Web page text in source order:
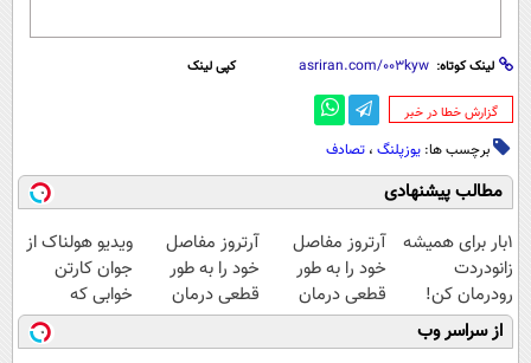
لینک کوتاه: کپی لینک
‌گزارش خطا در خبر
برچسب ها: یوزپلنگ ، تصادف
مطالب پیشنهادی
1بار برای همیشه
زانودردت
رودرمان کن!
(تکنولوژی آلمان)
◂پرسشنامه▸
آرتروز مفاصل
خود را به طور
قطعی درمان
کنید!
◂پرسش‌نامه▸
آرتروز مفاصل
خود را به طور
قطعی درمان
کنید!
◗پرسش‌نامه◖
ویدیو هولناک از
جوان کارتن
خوابی که
میلیاردر شد.
آموزش رایگان
از سراسر وب